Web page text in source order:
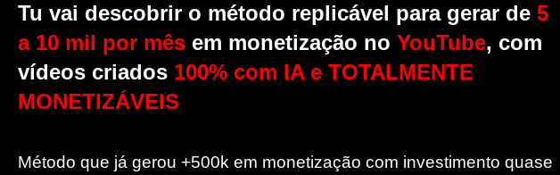
Tu vai descobrir o método replicável para gerar de 5
a 10 mil por mês em monetização no YouTube, com
vídeos criados 100% com IA e TOTALMENTE
MONETIZÁVEIS
Método que já gerou +500k em monetização com investimento quase